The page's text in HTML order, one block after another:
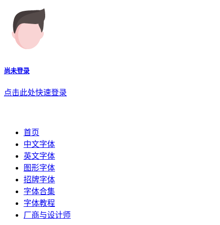
尚未登录
点击此处快速登录
首页
中文字体
英文字体
图形字体
招牌字体
字体合集
字体教程
厂商与设计师